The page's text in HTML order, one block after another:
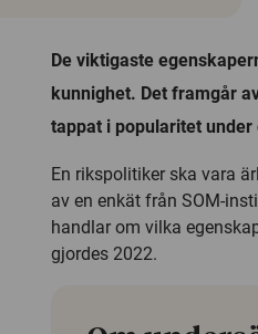
De viktigaste
kunnighet. Det framgår
tappat i popularitet
En rikspolitiker ska vara
av en enkät från SOM-
handlar om vilka
gjordes 2022.